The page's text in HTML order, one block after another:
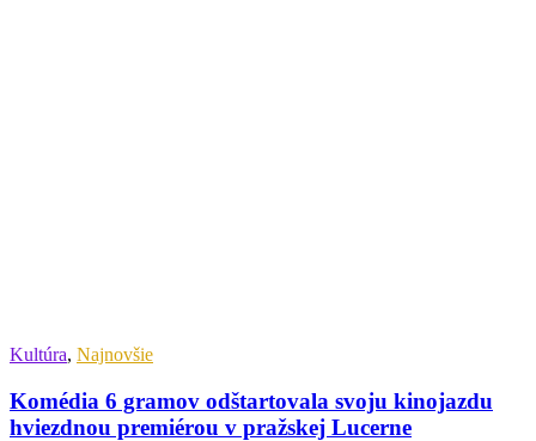
Kultúra, Najnovšie
Komédia 6 gramov odštartovala svoju kinojazdu
hviezdnou premiérou v pražskej Lucerne